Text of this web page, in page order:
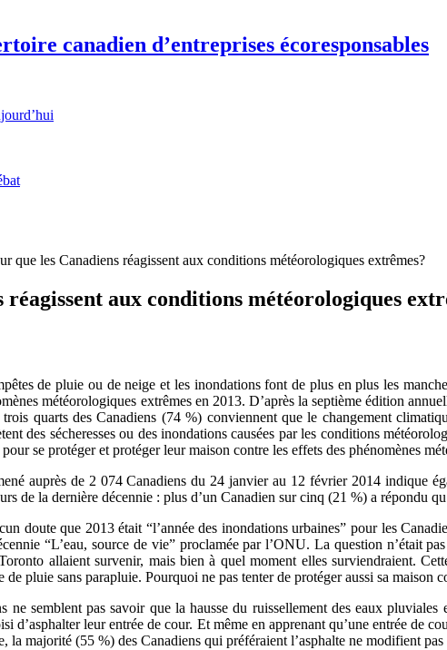
canadien d’entreprises écoresponsables
que les Canadiens réagissent aux conditions météorologiques extrêmes?
aux conditions météorologiques
de pluie ou de neige et les inondations font de plus en plus les
météorologiques extrêmes en 2013. D’après la septième édition
quarts des Canadiens (74 %) conviennent que le changement
des sécheresses ou des inondations causées par les conditions
se protéger et protéger leur maison contre les effets des phénomènes
auprès de 2 074 Canadiens du 24 janvier au 12 février 2014 indique
de la dernière décennie : plus d’un Canadien sur cinq (21 %) a répondu
doute que 2013 était “l’année des inondations urbaines” pour les
“L’eau, source de vie” proclamée par l’ONU. La question n’était
allaient survenir, mais bien à quel moment elles surviendraient.
de pluie sans parapluie. Pourquoi ne pas tenter de protéger aussi sa maison
ne semblent pas savoir que la hausse du ruissellement des eaux
leur entrée de cour. Et même en apprenant qu’une entrée de
la majorité (55 %) des Canadiens qui préféraient l’asphalte ne modifient